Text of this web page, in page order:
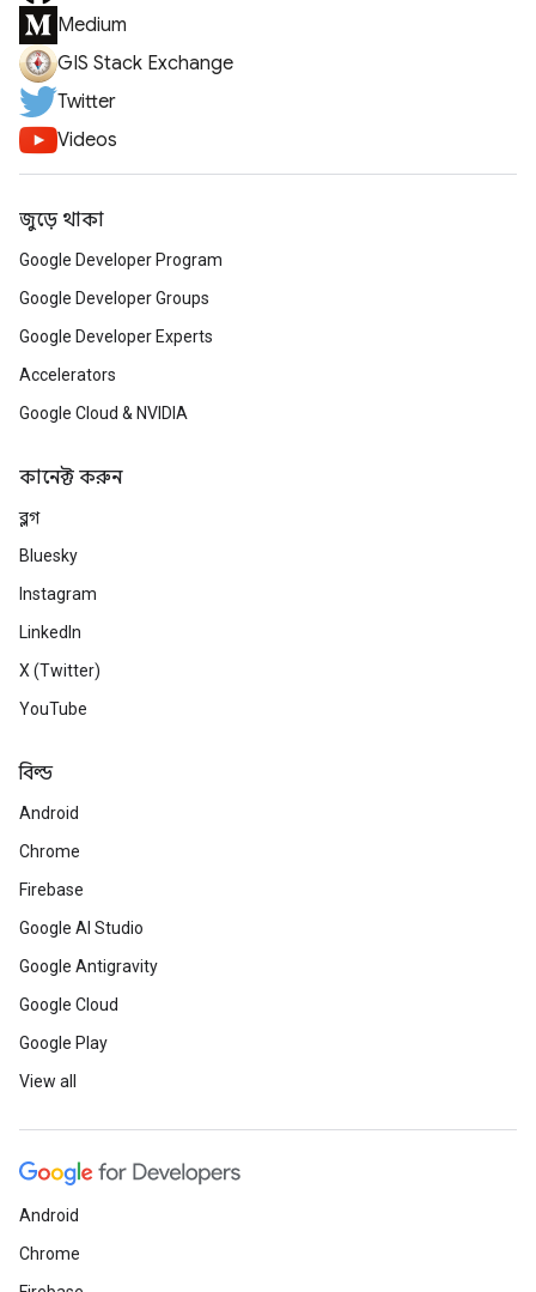
Medium
GIS Stack Exchange
Twitter
Videos
জুড়ে থাকা
Google Developer Program
Google Developer Groups
Google Developer Experts
Accelerators
Google Cloud & NVIDIA
কানেক্ট করুন
ব্লগ
Bluesky
Instagram
LinkedIn
X (Twitter)
YouTube
বিল্ড
Android
Chrome
Firebase
Google AI Studio
Google Antigravity
Google Cloud
Google Play
View all
Android
Chrome